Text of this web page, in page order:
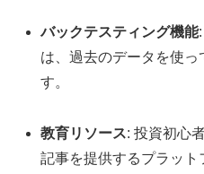
バックテスティング機能
は、過去のデータを使っ
す。
教育リソース: 投資初心
記事を提供するプラット